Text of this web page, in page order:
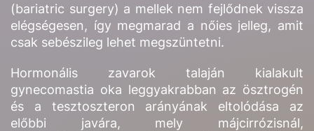
(bariatric surgery) a mellek nem fejlődnek vissza
elégségesen, így megmarad a nőies jelleg, amit
csak sebészileg lehet megszüntetni.
Hormonális zavarok talaján kialakult
gynecomastia oka leggyakrabban az ösztrogén
és a tesztoszteron arányának eltolódása az
előbbi javára, mely májcirrózisnál,